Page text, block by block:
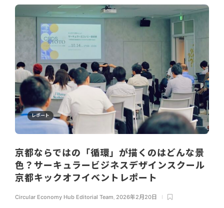
レポート
京都ならではの「循環」が描くのはどんな景
色？サーキュラービジネスデザインスクール
京都キックオフイベントレポート
Circular Economy Hub Editorial Team 2026年2月20日